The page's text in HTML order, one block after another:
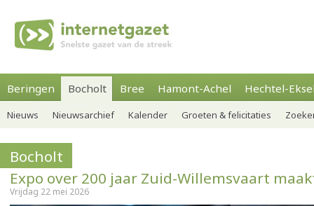
Beringen Bocholt Bree Hamont-Achel Hechtel-
Nieuws Nieuwsarchief Kalender Groeten & felicitaties
Bocholt
Expo over 200 jaar Zuid-Willemsvaart
Vrijdag 22 mei 2026